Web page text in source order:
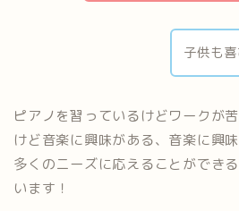
子供も
ピアノを習っているけどワークが
けど音楽に興味がある、音楽に興
多くのニーズに応えることができ
います！